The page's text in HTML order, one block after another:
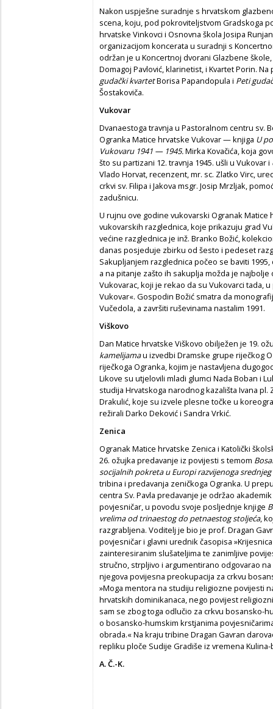
Nakon uspješne suradnje s hrvatskom
scena, koju, pod pokroviteljstvom Gradskoga
hrvatske Vinkovci i Osnovna škola Josipa
organizacijom koncerata u suradnji s
održan je u Koncertnoj dvorani Glazbene
Domagoj Pavlović, klarinetist, i Kvartet Porin.
gudački kvartetBorisa Papandopula i Peti
Šostakoviča.
Vukovar
Dvanaestoga travnja u Pastoralnom centru sv.
Ogranka Matice hrvatske Vukovar — knjiga U
Vukovaru 1941 — 1945.Mirka Kovačića, koja
što su partizani 12. travnja 1945. ušli u Vukovar i
Vlado Horvat, recenzent, mr. sc. Zlatko Virc,
crkvi sv. Filipa i Jakova msgr. Josip Mrzljak,
zadušnicu.
U rujnu ove godine vukovarski Ogranak
vukovarskih razglednica, koje prikazuju grad
većine razglednica je inž. Branko Božić,
danas posjeduje zbirku od šesto i pedeset
Sakupljanjem razglednica počeo se baviti
a na pitanje zašto ih sakuplja možda je najbolje
Vukovarac, koji je rekao da su Vukovarci tada,
Vukovar«. Gospodin Božić smatra da
Vučedola, a završiti ruševinama nastalim 1991.
Viškovo
Dan Matice hrvatske Viškovo obilježen je 19.
kamelijamau izvedbi Dramske grupe riječkog
riječkoga Ogranka, kojim je nastavljena
Likove su utjelovili mladi glumci Nada Boban i
studija Hrvatskoga narodnog kazališta Ivana
Drakulić, koje su izvele plesne točke u
režirali Darko Deković i Sandra Vrkić.
Zenica
Ogranak Matice hrvatske Zenica i Katolički
26. ožujka predavanje iz povijesti s temom
socijalnih pokreta u Europi razvijenoga srednjeg
tribina i predavanja zeničkoga Ogranka. U
centra Sv. Pavla predavanje je održao
povjesničar, u povodu svoje posljednje knjige
vrelima od trinaestog do petnaestog stoljeća,
razgrabljena. Voditelj je bio je prof. Dragan
povjesničar i glavni urednik časopisa
zainteresiranim slušateljima te zanimljive
stručno, strpljivo i argumentirano odgovarao
njegova povijesna preokupacija za crkvu
»Moga mentora na studiju religiozne povijesti
hrvatskih dominikanaca, nego povijest
sam se zbog toga odlučio za crkvu bosansko-
o bosansko-humskim krstjanima
obrada.« Na kraju tribine Dragan Gavran
repliku ploče Sudije Gradiše iz vremena Kulina-
A. Č.-K.